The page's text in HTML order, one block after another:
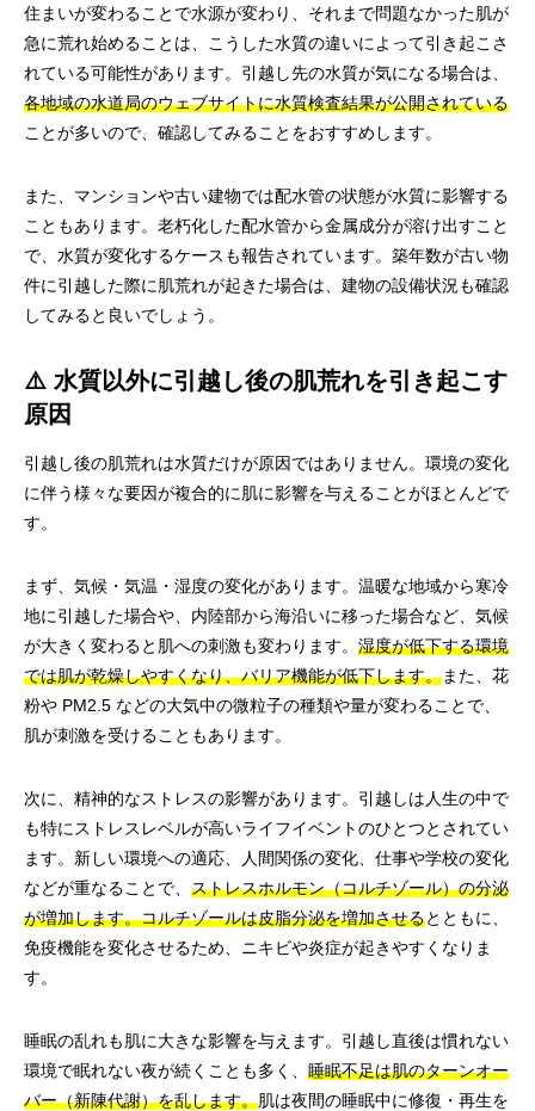
住まいが変わることで水源が変わり、それまで問題なかった肌が
急に荒れ始めることは、こうした水質の違いによって引き起こさ
れている可能性があります。引越し先の水質が気になる場合は、
各地域の水道局のウェブサイトに水質検査結果が公開されている
ことが多いので、確認してみることをおすすめします。
また、マンションや古い建物では配水管の状態が水質に影響する
こともあります。老朽化した配水管から金属成分が溶け出すこと
で、水質が変化するケースも報告されています。築年数が古い物
件に引越した際に肌荒れが起きた場合は、建物の設備状況も確認
してみると良いでしょう。
⚠️ 水質以外に引越し後の肌荒れを引き起こす
原因
引越し後の肌荒れは水質だけが原因ではありません。環境の変化
に伴う様々な要因が複合的に肌に影響を与えることがほとんどで
す。
まず、気候・気温・湿度の変化があります。温暖な地域から寒冷
地に引越した場合や、内陸部から海沿いに移った場合など、気候
が大きく変わると肌への刺激も変わります。 湿度が低下する環境
では肌が乾燥しやすくなり、バリア機能が低下します。また、花
粉や PM2.5 などの大気中の微粒子の種類や量が変わることで、
肌が刺激を受けることもあります。
次に、精神的なストレスの影響があります。引越しは人生の中で
も特にストレスレベルが高いライフイベントのひとつとされてい
ます。新しい環境への適応、人間関係の変化、仕事や学校の変化
などが重なることで、 ストレスホルモン（コルチゾール）の分泌
が増加します。コルチゾールは皮脂分泌を増加させるとともに、
免疫機能を変化させるため、ニキビや炎症が起きやすくなりま
す。
睡眠の乱れも肌に大きな影響を与えます。引越し直後は慣れない
環境で眠れない夜が続くことも多く、 睡眠不足は肌のターンオー
バー（新陳代謝）を乱します。肌は夜間の睡眠中に修復・再生を